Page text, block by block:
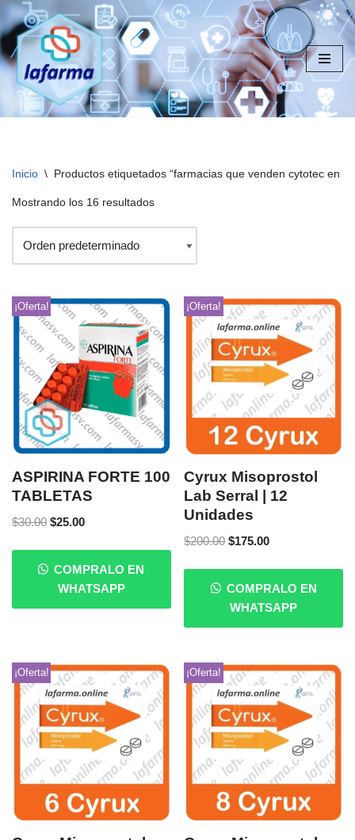
Saltar
al
contenido
Inicio \ Productos etiquetados “farmacias que venden cytotec en
Mostrando los 16 resultados
¡Oferta!
ASPIRINA FORTE 100
TABLETAS
$30.00 $25.00
COMPRALO EN
WHATSAPP
¡Oferta!
Cyrux Misoprostol
Lab Serral | 12
Unidades
$200.00 $175.00
COMPRALO EN
WHATSAPP
¡Oferta! ¡Oferta!